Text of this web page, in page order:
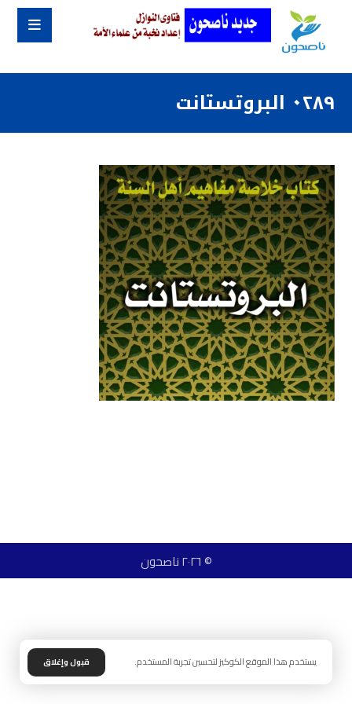
٠٢٨٩ البروتستانت
© ٢٠٢٦ ناصحون
يستخدم هذا الموقع الكوكيز لتحسين تجربة المستخدم. قبول وإغلاق